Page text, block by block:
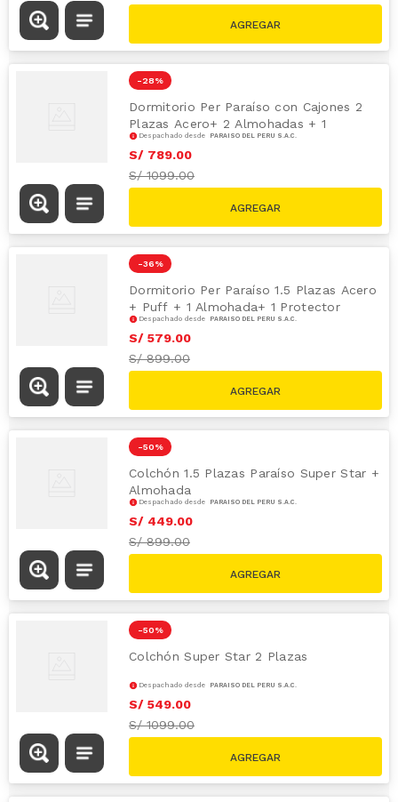
-28 %
Dormitorio Per Paraíso con Cajones 2
Plazas Acero+ 2 Almohadas + 1
Protector
Despachado desde PARAÍSO DEL PERÚ S.A.C.
S/ 789.00
S/1099.00
-36 %
Dormitorio Per Paraíso 1.5 Plazas Acero
+ Puff + 1 Almohada+ 1 Protector
Despachado desde PARAÍSO DEL PERÚ S.A.C.
S/ 579.00
S/899.00
-50 %
Colchón 1.5 Plazas Paraíso Super Star +
Almohada
Despachado desde PARAÍSO DEL PERÚ S.A.C.
S/ 449.00
S/899.00
-50 %
Colchón Super Star 2 Plazas
Despachado desde PARAÍSO DEL PERÚ S.A.C.
S/ 549.00
S/1099.00